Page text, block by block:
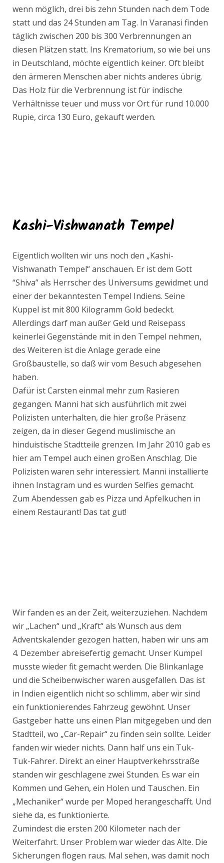
wenn möglich, drei bis zehn Stunden nach dem Tode
statt und das 24 Stunden am Tag. In Varanasi finden
täglich zwischen 200 bis 300 Verbrennungen an
diesen Plätzen statt. Ins Krematorium, so wie bei uns
in Deutschland, möchte eigentlich keiner. Oft bleibt
den ärmeren Menschen aber nichts anderes übrig.
Das Holz für die Verbrennung ist für indische
Verhältnisse teuer und muss vor Ort für rund 10.000
Rupie, circa 130 Euro, gekauft werden.
Kashi-Vishwanath Tempel
Eigentlich wollten wir uns noch den „Kashi-
Vishwanath Tempel“ anschauen. Er ist dem Gott
“Shiva” als Herrscher des Universums gewidmet und
einer der bekanntesten Tempel Indiens. Seine
Kuppel ist mit 800 Kilogramm Gold bedeckt.
Allerdings darf man außer Geld und Reisepass
keinerlei Gegenstände mit in den Tempel nehmen,
des Weiteren ist die Anlage gerade eine
Großbaustelle, so daß wir vom Besuch abgesehen
haben.
Dafür ist Carsten einmal mehr zum Rasieren
gegangen. Manni hat sich ausführlich mit zwei
Polizisten unterhalten, die hier große Präsenz
zeigen, da in dieser Gegend muslimische an
hinduistische Stadtteile grenzen. Im Jahr 2010 gab es
hier am Tempel auch einen großen Anschlag. Die
Polizisten waren sehr interessiert. Manni installierte
ihnen Instagram und es wurden Selfies gemacht.
Zum Abendessen gab es Pizza und Apfelkuchen in
einem Restaurant! Das tat gut!
Wir fanden es an der Zeit, weiterzuziehen. Nachdem
wir „Lachen“ und „Kraft“ als Wunsch aus dem
Adventskalender gezogen hatten, haben wir uns am
4. Dezember abreisefertig gemacht. Unser Kumpel
musste wieder fit gemacht werden. Die Blinkanlage
und die Scheibenwischer waren ausgefallen. Das ist
in Indien eigentlich nicht so schlimm, aber wir sind
ein funktionierendes Fahrzeug gewöhnt. Unser
Gastgeber hatte uns einen Plan mitgegeben und den
Stadtteil, wo „Car-Repair“ zu finden sein sollte. Leider
fanden wir wieder nichts. Dann half uns ein Tuk-
Tuk-Fahrer. Direkt an einer Hauptverkehrsstraße
standen wir geschlagene zwei Stunden. Es war ein
Kommen und Gehen, ein Holen und Tauschen. Ein
„Mechaniker“ wurde per Moped herangeschafft. Und
siehe da, es funktionierte.
Zumindest die ersten 200 Kilometer nach der
Weiterfahrt. Unser Problem war wieder das Alte. Die
Sicherungen flogen raus. Mal sehen, was damit noch